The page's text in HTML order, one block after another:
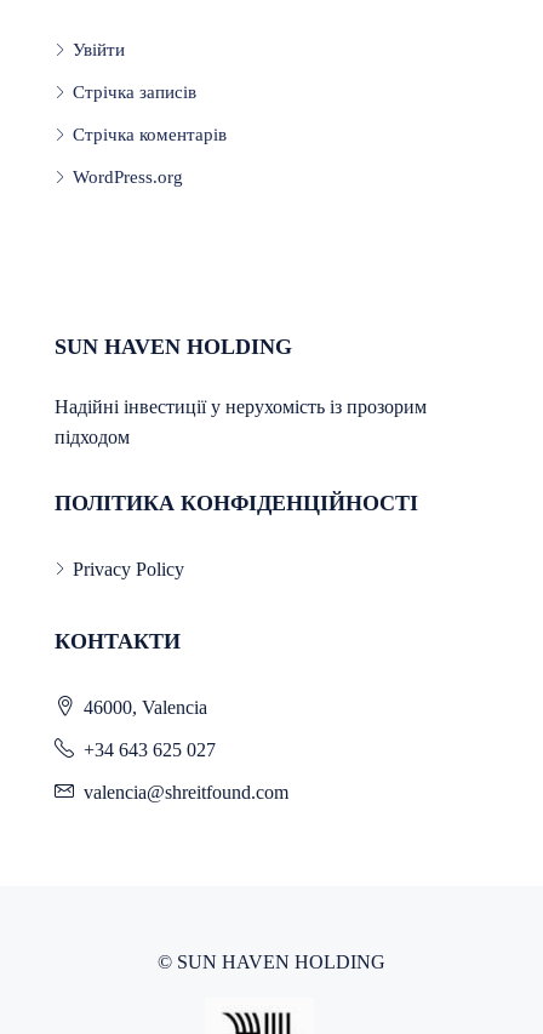
Увійти
Стрічка записів
Стрічка коментарів
WordPress.org
SUN HAVEN HOLDING
Надійні інвестиції у нерухомість із прозорим
підходом
ПОЛІТИКА КОНФІДЕНЦІЙНОСТІ
Privacy Policy
КОНТАКТИ
46000, Valencia
+34 643 625 027
valencia@shreitfound.com
© SUN HAVEN HOLDING